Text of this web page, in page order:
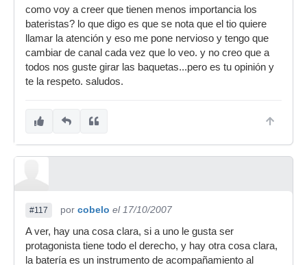
como voy a creer que tienen menos importancia los
bateristas? lo que digo es que se nota que el tio quiere
llamar la atención y eso me pone nervioso y tengo que
cambiar de canal cada vez que lo veo. y no creo que a
todos nos guste girar las baquetas...pero es tu opinión y
te la respeto. saludos.
#117 por cobelo el 17/10/2007
A ver, hay una cosa clara, si a uno le gusta ser
protagonista tiene todo el derecho, y hay otra cosa clara,
la batería es un instrumento de acompañamiento al